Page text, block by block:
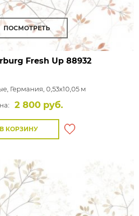
ПОСМОТРЕТЬ
Fresh Up 88932
Германия, 0,53x10,05 м
2 800 руб.
В КОРЗИНУ